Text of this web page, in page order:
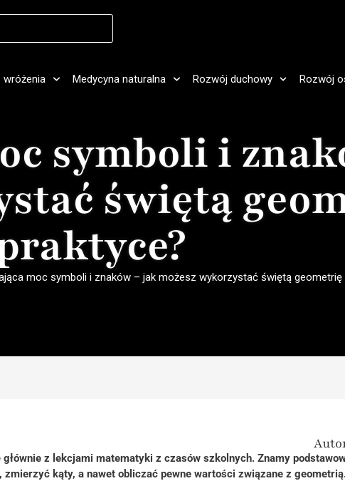
wróżenia Medycyna naturalna Rozwój duchowy Rozwój
symboli i
świętą
moc symboli i znaków – jak możesz wykorzystać świętą geometrię
z lekcjami matematyki z czasów szkolnych. Znamy
kąty, a nawet obliczać pewne wartości związane z